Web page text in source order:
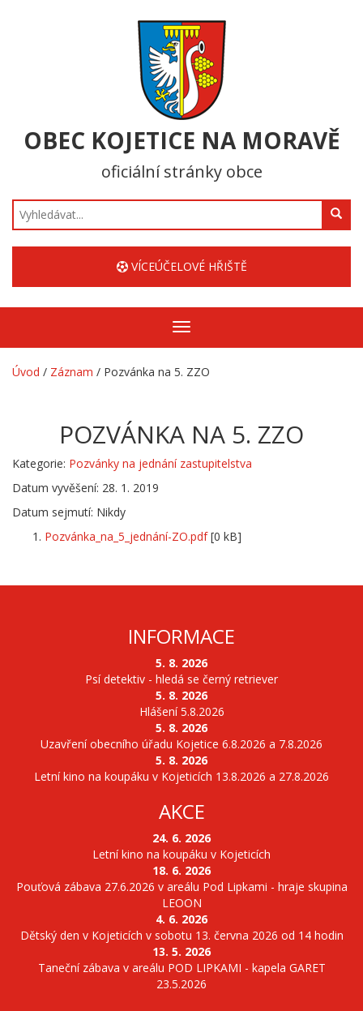
OBEC KOJETICE NA MORAVĚ
oficiální stránky obce
Hledat
VÍCEÚČELOVÉ HŘIŠTĚ
Zobrazit/skrýt
navigaci
Úvod / Záznam / Pozvánka na 5. ZZO
POZVÁNKA NA 5. ZZO
Kategorie: Pozvánky na jednání zastupitelstva
Datum vyvěšení: 28. 1. 2019
Datum sejmutí: Nikdy
Pozvánka_na_5_jednání-ZO.pdf[0 kB]
INFORMACE
5. 8. 2026
Psí detektiv - hledá se černý retriever
5. 8. 2026
Hlášení 5.8.2026
5. 8. 2026
Uzavření obecního úřadu Kojetice 6.8.2026 a 7.8.2026
5. 8. 2026
Letní kino na koupáku v Kojeticích 13.8.2026 a 27.8.2026
AKCE
24. 6. 2026
Letní kino na koupáku v Kojeticích
18. 6. 2026
Pouťová zábava 27.6.2026 v areálu Pod Lipkami - hraje skupina
LEOON
4. 6. 2026
Dětský den v Kojeticích v sobotu 13. června 2026 od 14 hodin
13. 5. 2026
Taneční zábava v areálu POD LIPKAMI - kapela GARET
23.5.2026